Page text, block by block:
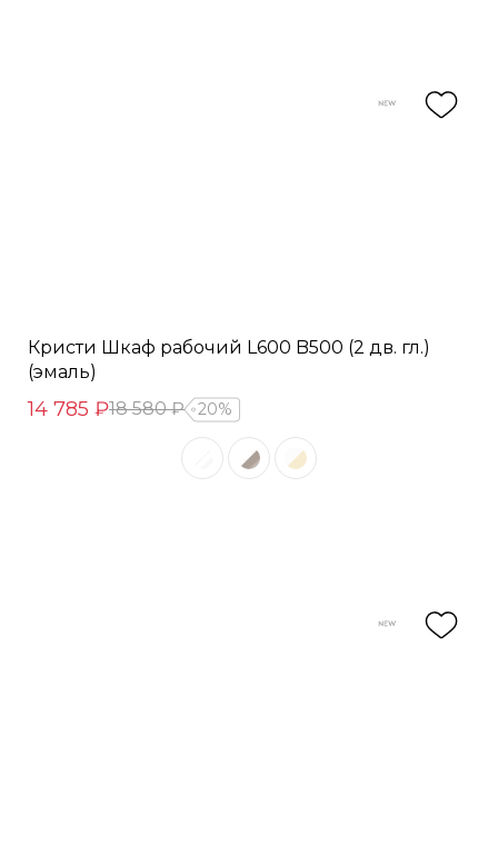
Кристи Шкаф рабочий L600 B500 (2 дв. гл.)
(эмаль)
14 785 ₽18 580 ₽ 20%